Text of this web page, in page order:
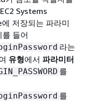
Systems
저장되는 파라미
들어
라는
유형에서 파라미터
를
를